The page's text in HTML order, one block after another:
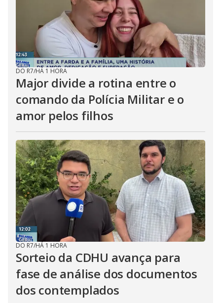
DO R7/HÁ 1 HORA
Major divide a rotina entre o
comando da Polícia Militar e o
amor pelos filhos
DO R7/HÁ 1 HORA
Sorteio da CDHU avança para
fase de análise dos documentos
dos contemplados